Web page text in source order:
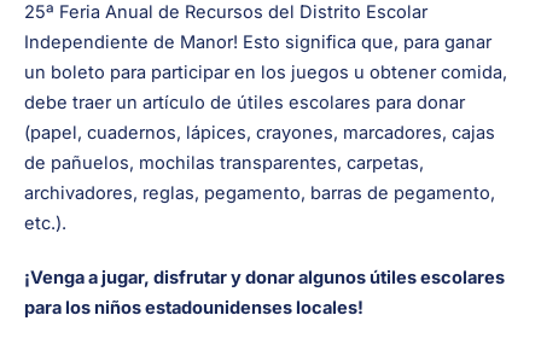
25ª Feria Anual de Recursos del Distrito Escolar
Independiente de Manor! Esto significa que, para ganar
un boleto para participar en los juegos u obtener comida,
debe traer un artículo de útiles escolares para donar
(papel, cuadernos, lápices, crayones, marcadores, cajas
de pañuelos, mochilas transparentes, carpetas,
archivadores, reglas, pegamento, barras de pegamento,
etc.).
¡Venga a jugar, disfrutar y donar algunos útiles escolares
para los niños estadounidenses locales!